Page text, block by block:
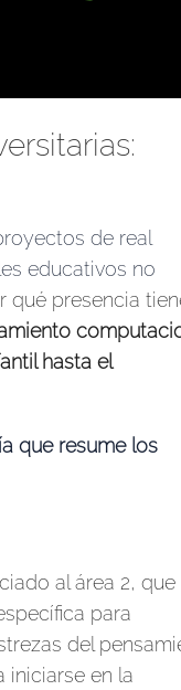
de real
educativos no
presencia
hasta el
que resume los
al área 2, que
para
del
iniciarse en la